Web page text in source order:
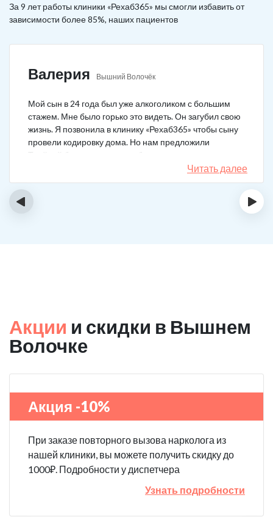
За 9 лет работы клиники «Рехаб365» мы смогли избавить от
зависимости более 85%, наших пациентов
Валерия Вышний Волочёк
Мой сын в 24 года был уже алкоголиком с большим
стажем. Мне было горько это видеть. Он загубил свою
жизнь. Я позвонила в клинику «Рехаб365» чтобы сыну
провели кодировку дома. Но нам предложили
Тройной блок в клинике, чтобы уж наверняка помогло.
Мы согласились. Вот уже 4 месяца как сын не пьет. На
работу устроился, дома помогает, девушку завел.
Читать далее
‹ ›
Акции и скидки в Вышнем
Волочке
Акция -10%
При заказе повторного вызова нарколога из
нашей клиники, вы можете получить скидку до
1000₽. Подробности у диспетчера
Узнать подробности